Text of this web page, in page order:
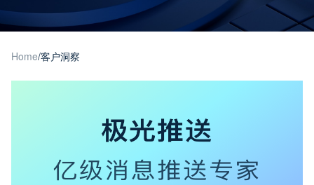
Home/客户洞察